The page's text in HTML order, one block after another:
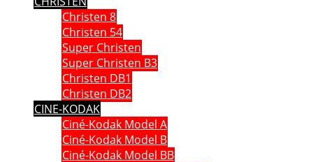
Christen 8
Christen 54
Super Christen
Super Christen B3
Christen DB1
Christen DB2
CINE-KODAK
Ciné-Kodak Model A
Ciné-Kodak Model B
Ciné-Kodak Model BB